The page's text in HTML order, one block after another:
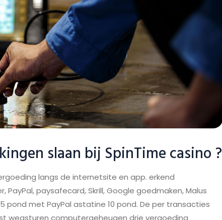
slaan bij SpinTime casino ?
langs de internetsite en app. erkend
paysafecard, Skrill, Google goedmaken, Malus
met PayPal astatine 10 pond. De per transacties
wegsturen computergeheugen drie vergoeding